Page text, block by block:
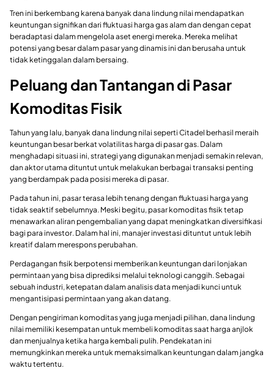
Tren ini berkembang karena banyak dana lindung nilai mendapatkan
keuntungan signifikan dari fluktuasi harga gas alam dan dengan cepat
beradaptasi dalam mengelola aset energi mereka. Mereka melihat
potensi yang besar dalam pasar yang dinamis ini dan berusaha untuk
tidak ketinggalan dalam bersaing.
Peluang dan Tantangan di Pasar
Komoditas Fisik
Tahun yang lalu, banyak dana lindung nilai seperti Citadel berhasil meraih
keuntungan besar berkat volatilitas harga di pasar gas. Dalam
menghadapi situasi ini, strategi yang digunakan menjadi semakin relevan,
dan aktor utama dituntut untuk melakukan berbagai transaksi penting
yang berdampak pada posisi mereka di pasar.
Pada tahun ini, pasar terasa lebih tenang dengan fluktuasi harga yang
tidak seaktif sebelumnya. Meski begitu, pasar komoditas fisik tetap
menawarkan aliran pengembalian yang dapat meningkatkan diversifikasi
bagi para investor. Dalam hal ini, manajer investasi dituntut untuk lebih
kreatif dalam merespons perubahan.
Perdagangan fisik berpotensi memberikan keuntungan dari lonjakan
permintaan yang bisa diprediksi melalui teknologi canggih. Sebagai
sebuah industri, ketepatan dalam analisis data menjadi kunci untuk
mengantisipasi permintaan yang akan datang.
Dengan pengiriman komoditas yang juga menjadi pilihan, dana lindung
nilai memiliki kesempatan untuk membeli komoditas saat harga anjlok
dan menjualnya ketika harga kembali pulih. Pendekatan ini
memungkinkan mereka untuk memaksimalkan keuntungan dalam jangka
waktu tertentu.